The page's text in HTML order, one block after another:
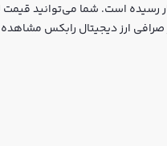
رسیده است. شما می‌توانید قیمت
ارز دیجیتال رابکس